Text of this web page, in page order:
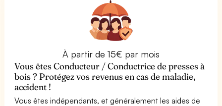
À partir de 15€ par mois
Vous êtes Conducteur / Conductrice de presses à
bois ? Protégez vos revenus en cas de maladie,
accident !
Vous êtes indépendants, et généralement les aides de